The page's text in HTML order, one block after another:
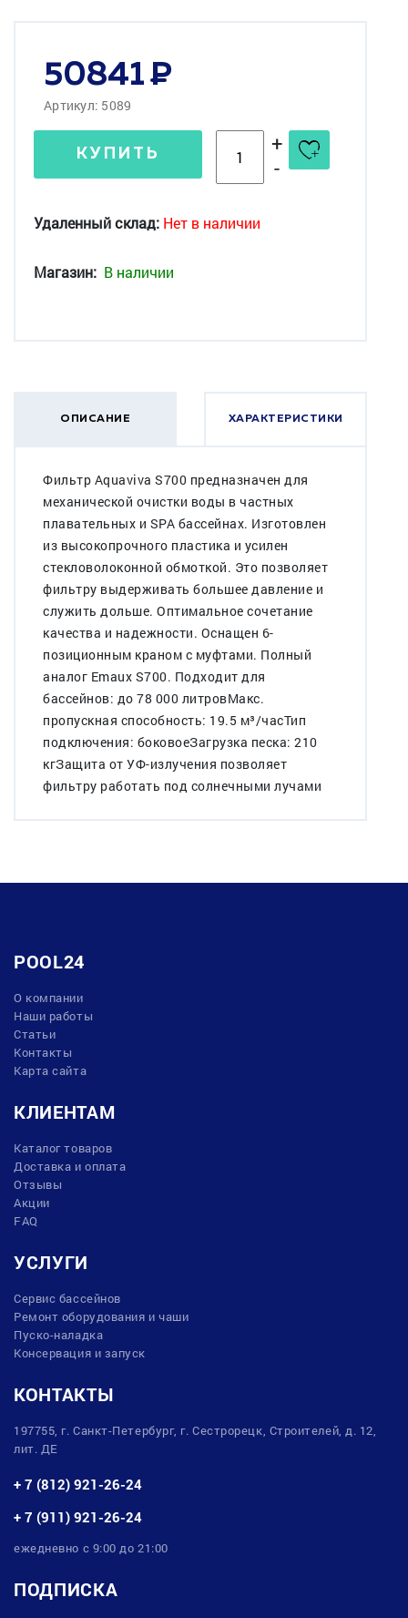
50841
Артикул: 5089
КУПИТЬ
+
-
Удаленный склад: Нет в наличии
Магазин: В наличии
ОПИСАНИЕ ХАРАКТЕРИСТИКИ
Фильтр Aquaviva S700 предназначен для
механической очистки воды в частных
плавательных и SPA бассейнах. Изготовлен
из высокопрочного пластика и усилен
стекловолоконной обмоткой. Это позволяет
фильтру выдерживать большее давление и
служить дольше. Оптимальное сочетание
качества и надежности. Оснащен 6-
позиционным краном с муфтами. Полный
аналог Emaux S700. Подходит для
бассейнов: до 78 000 литровМакс.
пропускная способность: 19.5 м³/часТип
подключения: боковоеЗагрузка песка: 210
кгЗащита от УФ-излучения позволяет
фильтру работать под солнечными лучами
POOL24
О компании
Наши работы
Статьи
Контакты
Карта сайта
КЛИЕНТАМ
Каталог товаров
Доставка и оплата
Отзывы
Акции
FAQ
УСЛУГИ
Сервис бассейнов
Ремонт оборудования и чаши
Пуско-наладка
Консервация и запуск
КОНТАКТЫ
197755, г. Санкт-Петербург, г. Сестрорецк, Строителей, д. 12,
лит. ДЕ
+ 7 (812) 921-26-24
+ 7 (911) 921-26-24
ежедневно с 9:00 до 21:00
ПОДПИСКА